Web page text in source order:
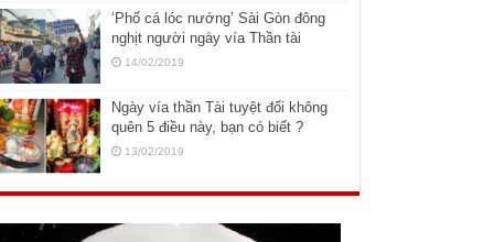
‘Phố cá lóc nướng’ Sài Gòn đông
nghịt người ngày vía Thần tài
14/02/2019
Ngày vía thần Tài tuyệt đối không
quên 5 điều này, bạn có biết ?
13/02/2019